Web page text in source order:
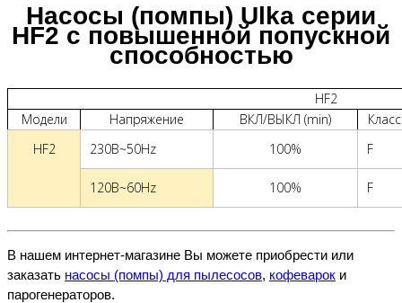
Насосы (помпы) Ulka серии
HF2 с повышенной попускной
способностью
HF2
Модели
Напряжение ВКЛ/ВЫКЛ (min)
Класс
HF2
230В~50Hz 100% F
120В~60Hz 100% F
В нашем интернет-магазине Вы можете приобрести или
заказать насосы (помпы) для пылесосов, кофеварок и
парогенераторов.